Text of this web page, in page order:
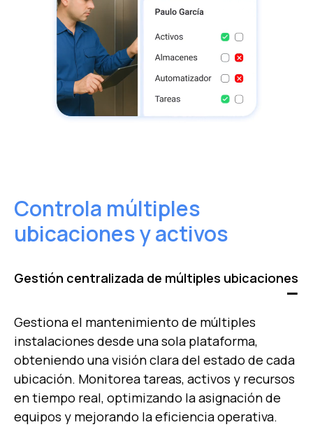
Controla múltiples
ubicaciones y activos
Gestión centralizada de múltiples ubicaciones
Gestiona el mantenimiento de múltiples
instalaciones desde una sola plataforma,
obteniendo una visión clara del estado de cada
ubicación. Monitorea tareas, activos y recursos
en tiempo real, optimizando la asignación de
equipos y mejorando la eficiencia operativa.